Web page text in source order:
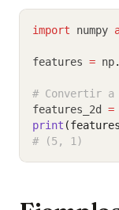
import numpy
features = np.
# Convertir a
features_2d =
print
# (5, 1)